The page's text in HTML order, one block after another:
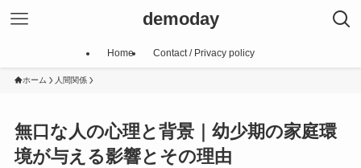
demoday
Home Contact / Privacy policy
ホーム 人間関係
無口な人の心理と背景｜幼少期の家庭環
境が与える影響とその理由